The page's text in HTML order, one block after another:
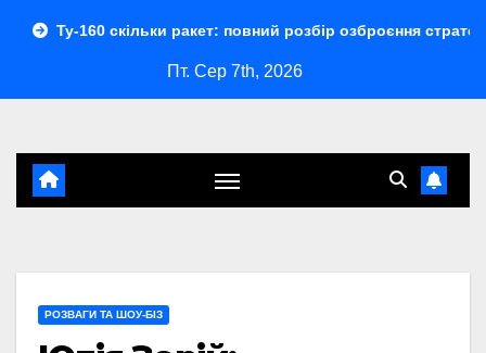
ракет: повний розбір озброєння стратегічного
Пт. Сер 7th, 2026
РОЗВАГИ ТА ШОУ-БІЗ